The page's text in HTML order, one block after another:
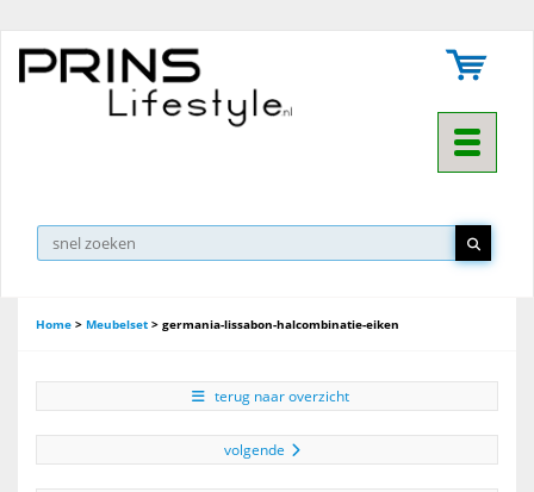
Toggle
▼
Home > Meubelset > germania-lissabon-halcombinatie-eiken
terug naar overzicht
volgende